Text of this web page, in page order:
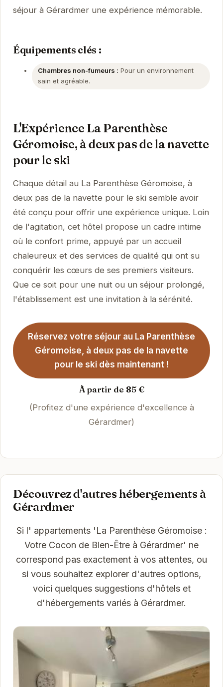
séjour à Gérardmer une expérience mémorable.
Équipements clés :
Chambres non-fumeurs : Pour un environnement
sain et agréable.
L'Expérience La Parenthèse
Géromoise, à deux pas de la navette
pour le ski
Chaque détail au La Parenthèse Géromoise, à
deux pas de la navette pour le ski semble avoir
été conçu pour offrir une expérience unique. Loin
de l'agitation, cet hôtel propose un cadre intime
où le confort prime, appuyé par un accueil
chaleureux et des services de qualité qui ont su
conquérir les cœurs de ses premiers visiteurs.
Que ce soit pour une nuit ou un séjour prolongé,
l'établissement est une invitation à la sérénité.
Réservez votre séjour au La Parenthèse
Géromoise, à deux pas de la navette
pour le ski dès maintenant !
À partir de 85 €
(Profitez d'une expérience d'excellence à
Gérardmer)
Découvrez d'autres hébergements à
Gérardmer
Si l' appartements 'La Parenthèse Géromoise :
Votre Cocon de Bien-Être à Gérardmer' ne
correspond pas exactement à vos attentes, ou
si vous souhaitez explorer d'autres options,
voici quelques suggestions d'hôtels et
d'hébergements variés à Gérardmer.